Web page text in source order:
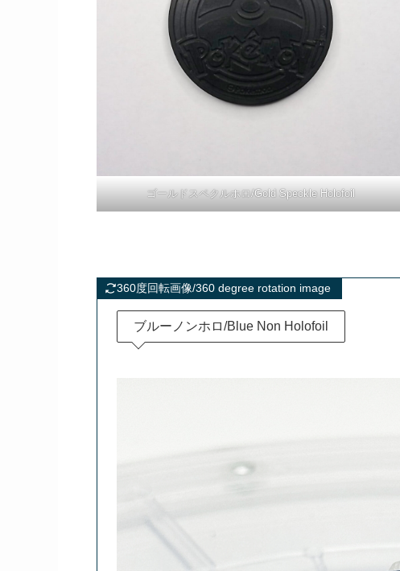
ゴールドスペクルホロ/Gold Speckle Holofoil
360度回転画像/360 degree rotation image
ブルーノンホロ/Blue Non Holofoil